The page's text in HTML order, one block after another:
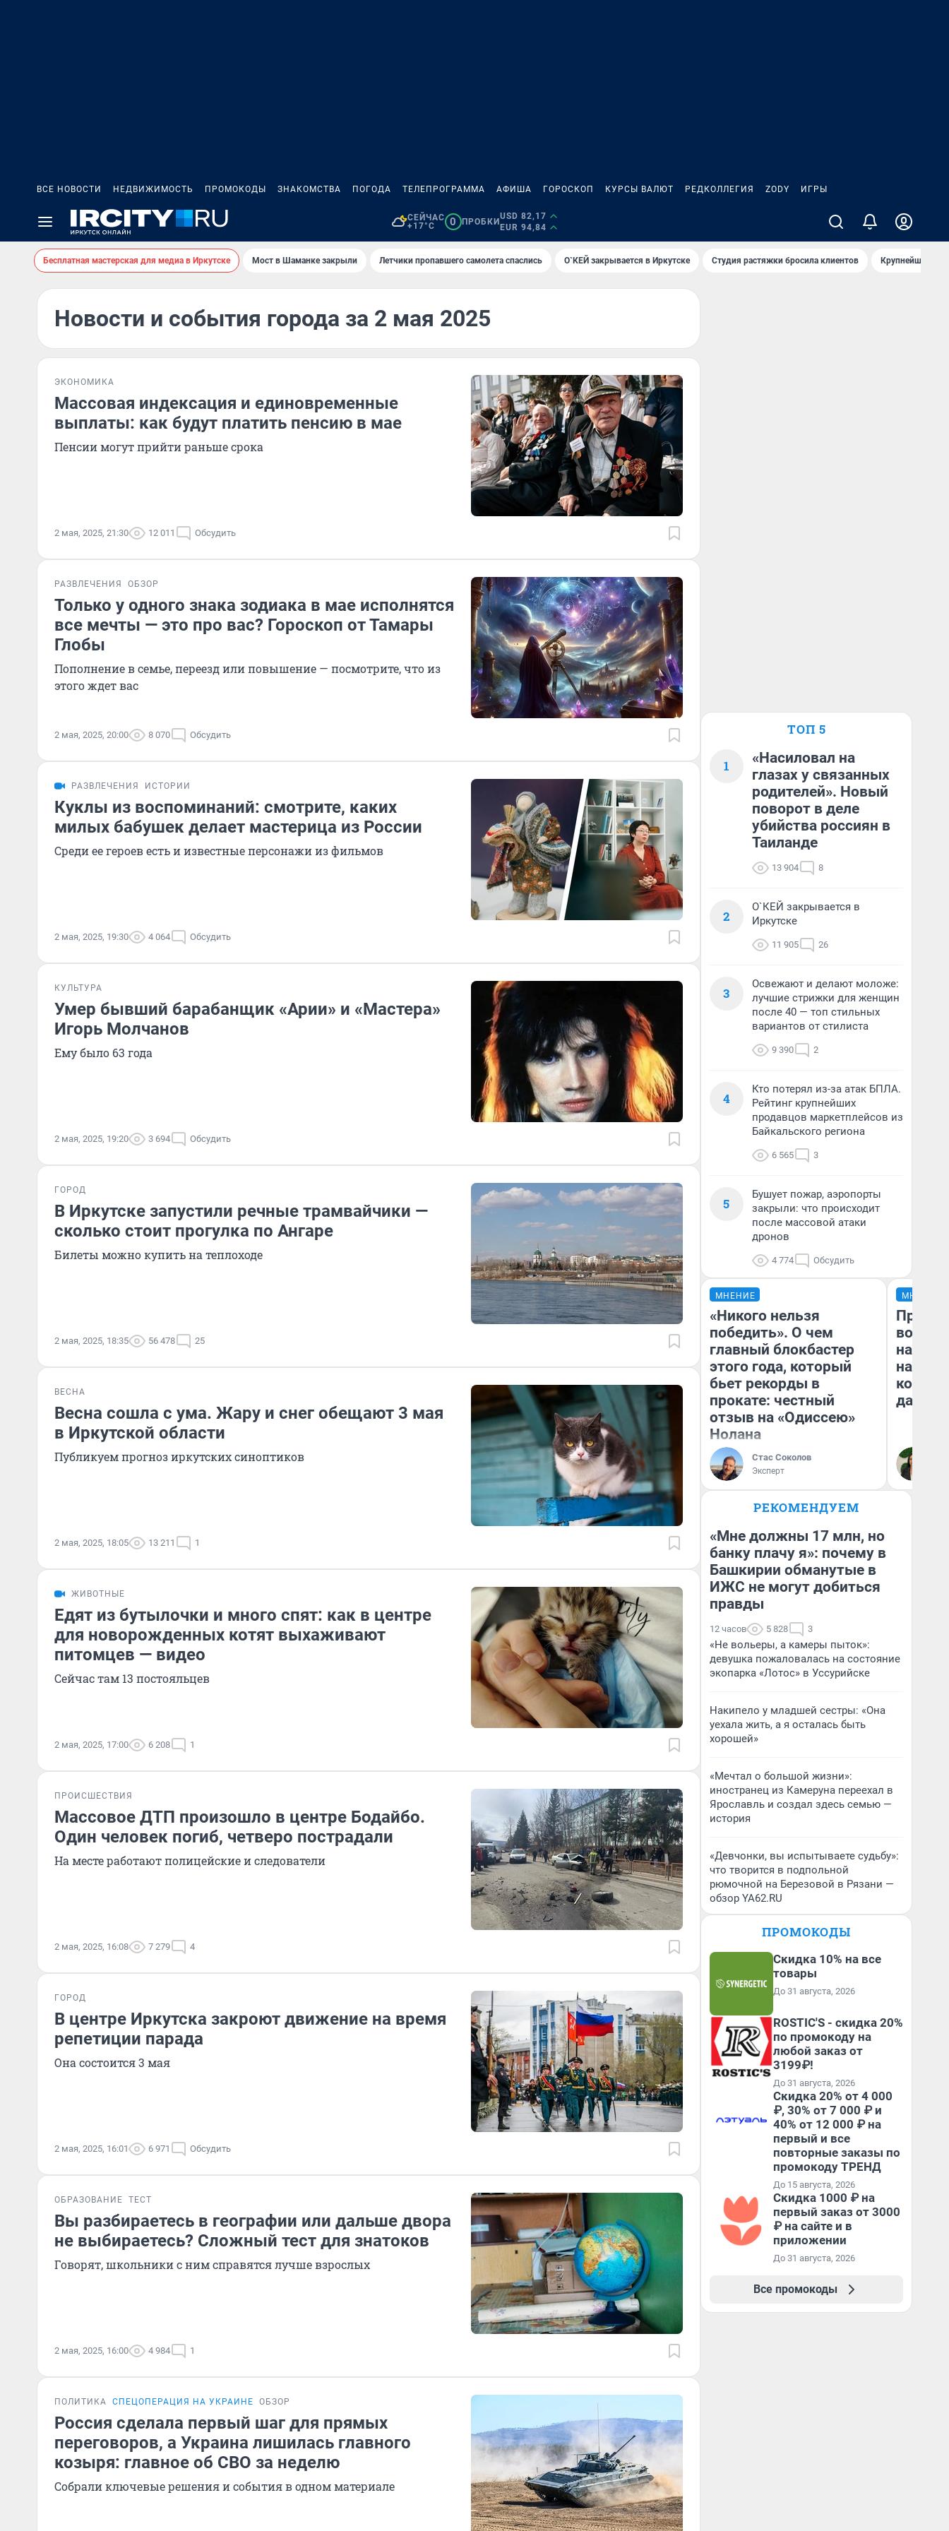
ВСЕ НОВОСТИ НЕДВИЖИМОСТЬ ПРОМОКОДЫ ЗНАКОМСТВА ПОГОДА ТЕЛЕПРОГРАММА АФИША ГОРОСКОП КУРСЫ ВАЛЮТ РЕДКОЛЛЕГИЯ ZODY ИГРЫ
СЕЙЧАС
+17°C
0 ПРОБКИ
USD 82,17
EUR 94,84
Бесплатная мастерская для медиа в Иркутске Мост в Шаманке закрыли Летчики пропавшего самолета спаслись О`КЕЙ закрывается в Иркутске Студия растяжки бросила клиентов Крупнейшие
Новости и события города за 2 мая 2025
ЭКОНОМИКА
Массовая индексация и единовременные
выплаты: как будут платить пенсию в мае
Пенсии могут прийти раньше срока
2 мая, 2025, 21:30 12 011 Обсудить
РАЗВЛЕЧЕНИЯ ОБЗОР
Только у одного знака зодиака в мае исполнятся
все мечты — это про вас? Гороскоп от Тамары
Глобы
Пополнение в семье, переезд или повышение — посмотрите, что из
этого ждет вас
2 мая, 2025, 20:00 8 070 Обсудить
РАЗВЛЕЧЕНИЯ ИСТОРИИ
Куклы из воспоминаний: смотрите, каких
милых бабушек делает мастерица из России
Среди ее героев есть и известные персонажи из фильмов
2 мая, 2025, 19:30 4 064 Обсудить
КУЛЬТУРА
Умер бывший барабанщик «Арии» и «Мастера»
Игорь Молчанов
Ему было 63 года
2 мая, 2025, 19:20 3 694 Обсудить
ГОРОД
В Иркутске запустили речные трамвайчики —
сколько стоит прогулка по Ангаре
Билеты можно купить на теплоходе
2 мая, 2025, 18:35 56 478 25
ВЕСНА
Весна сошла с ума. Жару и снег обещают 3 мая
в Иркутской области
Публикуем прогноз иркутских синоптиков
2 мая, 2025, 18:05 13 211 1
ЖИВОТНЫЕ
Едят из бутылочки и много спят: как в центре
для новорожденных котят выхаживают
питомцев — видео
Сейчас там 13 постояльцев
2 мая, 2025, 17:00 6 208 1
ПРОИСШЕСТВИЯ
Массовое ДТП произошло в центре Бодайбо.
Один человек погиб, четверо пострадали
На месте работают полицейские и следователи
2 мая, 2025, 16:08 7 279 4
ГОРОД
В центре Иркутска закроют движение на время
репетиции парада
Она состоится 3 мая
2 мая, 2025, 16:01 6 971 Обсудить
ОБРАЗОВАНИЕ ТЕСТ
Вы разбираетесь в географии или дальше двора
не выбираетесь? Сложный тест для знатоков
Говорят, школьники с ним справятся лучше взрослых
2 мая, 2025, 16:00 4 984 1
ПОЛИТИКА СПЕЦОПЕРАЦИЯ НА УКРАИНЕ ОБЗОР
Россия сделала первый шаг для прямых
переговоров, а Украина лишилась главного
козыря: главное об СВО за неделю
Собрали ключевые решения и события в одном материале
ТОП 5
1
«Насиловал на
глазах у связанных
родителей». Новый
поворот в деле
убийства россиян в
Таиланде
13 904 8
2
О`КЕЙ закрывается в
Иркутске
11 905 26
3
Освежают и делают моложе:
лучшие стрижки для женщин
после 40 — топ стильных
вариантов от стилиста
9 390 2
4
Кто потерял из-за атак БПЛА.
Рейтинг крупнейших
продавцов маркетплейсов из
Байкальского региона
6 565 3
5
Бушует пожар, аэропорты
закрыли: что происходит
после массовой атаки
дронов
4 774 Обсудить
МНЕНИЕ
«Никого нельзя
победить». О чем
главный блокбастер
этого года, который
бьет рекорды в
прокате: честный
отзыв на «Одиссею»
Нолана
Стас Соколов
Эксперт
МНЕНИЕ
нам
даже
РЕКОМЕНДУЕМ
«Мне должны 17 млн, но
банку плачу я»: почему в
Башкирии обманутые в
ИЖС не могут добиться
правды
12 часов 5 828 3
«Не вольеры, а камеры пыток»:
девушка пожаловалась на состояние
экопарка «Лотос» в Уссурийске
Накипело у младшей сестры: «Она
уехала жить, а я осталась быть
хорошей»
«Мечтал о большой жизни»:
иностранец из Камеруна переехал в
Ярославль и создал здесь семью —
история
«Девчонки, вы испытываете судьбу»:
что творится в подпольной
рюмочной на Березовой в Рязани —
обзор YA62.RU
ПРОМОКОДЫ
Скидка 10% на все
товары
До 31 августа, 2026
ROSTIC'S - скидка 20%
по промокоду на
любой заказ от
3199₽!
До 31 августа, 2026
Скидка 20% от 4 000
₽, 30% от 7 000 ₽ и
40% от 12 000 ₽ на
первый и все
повторные заказы по
промокоду ТРЕНД
До 15 августа, 2026
Скидка 1000 ₽ на
первый заказ от 3000
₽ на сайте и в
приложении
До 31 августа, 2026
Все промокоды